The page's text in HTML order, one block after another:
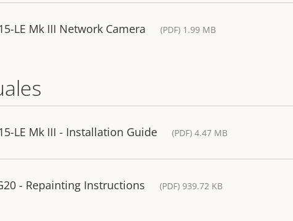
LE Mk III Network Camera (PDF) 1.99 MB
LE Mk III - Installation Guide (PDF) 4.47 MB
- Repainting Instructions (PDF) 939.72 KB